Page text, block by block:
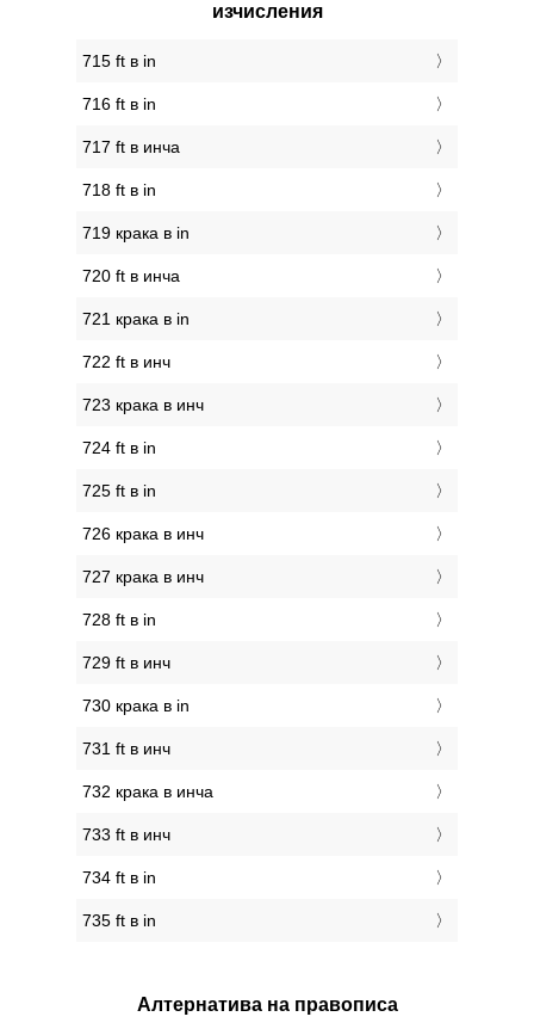
изчисления
715 ft в in
716 ft в in
717 ft в инча
718 ft в in
719 крака в in
720 ft в инча
721 крака в in
722 ft в инч
723 крака в инч
724 ft в in
725 ft в in
726 крака в инч
727 крака в инч
728 ft в in
729 ft в инч
730 крака в in
731 ft в инч
732 крака в инча
733 ft в инч
734 ft в in
735 ft в in
Алтернатива на правописа